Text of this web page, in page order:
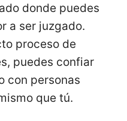
donde puedes
a ser juzgado.
proceso de
puedes confiar
con personas
que tú.